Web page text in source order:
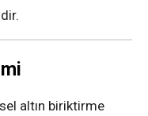
altın biriktirme